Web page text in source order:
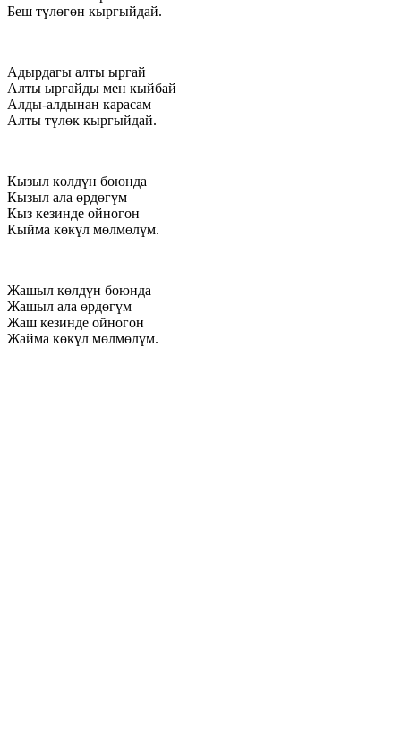
Беш түлөгөн кыргыйдай.
Адырдагы алты ыргай
Алты ыргайды мен кыйбай
Алды-алдынан карасам
Алты түлөк кыргыйдай.
Кызыл көлдүн боюнда
Кызыл ала өрдөгүм
Кыз кезинде ойногон
Кыйма көкүл мөлмөлүм.
Жашыл көлдүн боюнда
Жашыл ала өрдөгүм
Жаш кезинде ойногон
Жайма көкүл мөлмөлүм.